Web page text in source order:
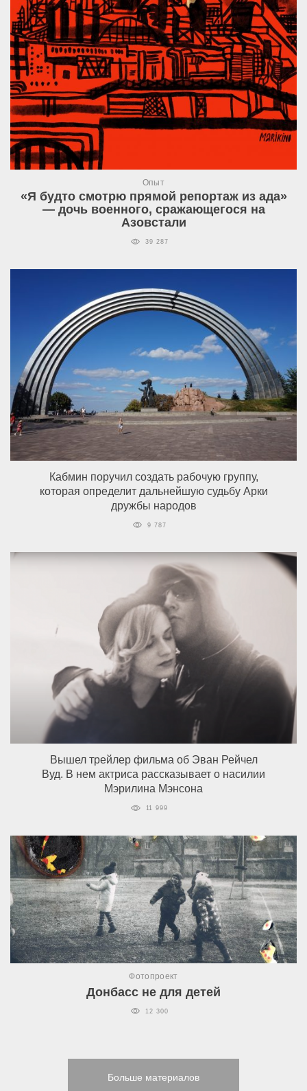
Опыт
«Я будто смотрю прямой репортаж из ада»
— дочь военного, сражающегося на
Азовстали
39 287
Кабмин поручил создать рабочую группу,
которая определит дальнейшую судьбу Арки
дружбы народов
9 787
Вышел трейлер фильма об Эван Рейчел
Вуд. В нем актриса рассказывает о насилии
Мэрилина Мэнсона
11 999
Фотопроект
Донбасс не для детей
12 300
Больше материалов